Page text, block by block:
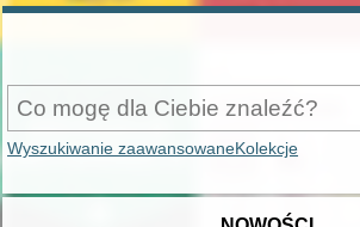
Wyszukiwanie zaawansowaneKolekcje